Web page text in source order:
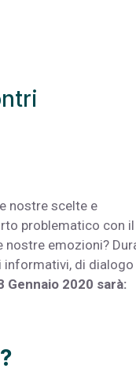
nostre scelte e
problematico con il
nostre emozioni?
di dialogo
Gennaio 2020 sarà: